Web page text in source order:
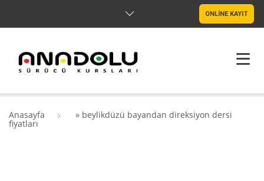
ONLİNE KAYIT
HAKKIMIZDA
Anasayfa » beylikdüzü bayandan direksiyon dersi
fiyatları